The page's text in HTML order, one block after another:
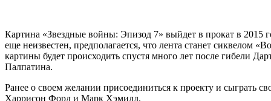
Картина «Звездные войны: Эпизод 7» выйдет в прокат в 2015
еще неизвестен, предполагается, что лента станет сиквелом
картины будет происходить спустя много лет после гибели
Палпатина.
Ранее о своем желании присоединиться к проекту и сыграть
Харрисон Форд и Марк Хэмилл.